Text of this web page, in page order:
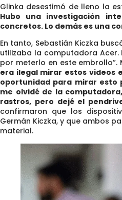
Glinka desestimó de lleno la
Hubo una investigación
concretos. Lo demás es una
En tanto, Sebastián Kiczka
utilizaba la computadora Acer.
por meterlo en este
era ilegal mirar estos videos
oportunidad para mirar esto
me olvidé de la
rastros, pero dejé el
confirmaron que los
Germán Kiczka, y que ambos
material.